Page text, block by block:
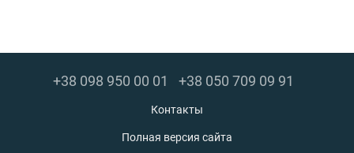
+38 098 950 00 01 +38 050 709 09 91
Контакты
Полная версия сайта